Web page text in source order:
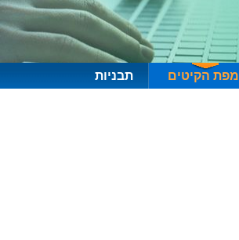
מפת הקיטים תבניות